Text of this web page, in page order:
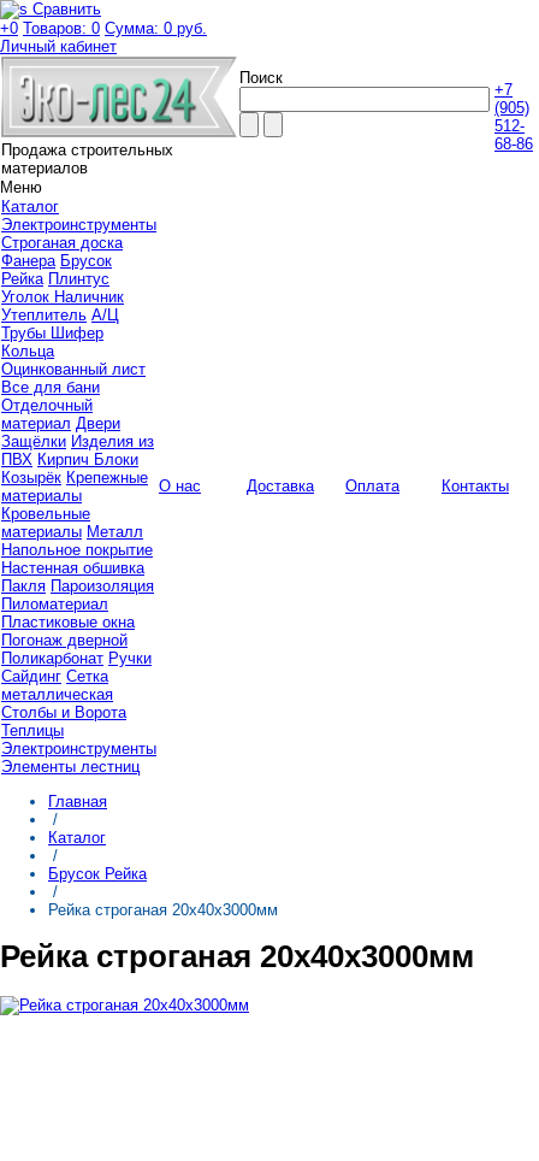
Сравнить
+0 Товаров: 0 Сумма: 0 руб.
Личный кабинет
Продажа строительных
материалов
Поиск
+7
(905)
512-
68-86
Меню
Каталог
Электроинструменты
Строганая доска
Фанера Брусок
Рейка Плинтус
Уголок Наличник
Утеплитель А/Ц
Трубы Шифер
Кольца
Оцинкованный лист
Все для бани
Отделочный
материал Двери
Защёлки Изделия из
ПВХ Кирпич Блоки
Козырёк Крепежные
материалы
Кровельные
материалы Металл
Напольное покрытие
Настенная обшивка
Пакля Пароизоляция
Пиломатериал
Пластиковые окна
Погонаж дверной
Поликарбонат Ручки
Сайдинг Сетка
металлическая
Столбы и Ворота
Теплицы
Электроинструменты
Элементы лестниц
О нас Доставка Оплата Контакты
Главная
/
Каталог
/
Брусок Рейка
/
Рейка строганая 20х40х3000мм
Рейка строганая 20х40х3000мм